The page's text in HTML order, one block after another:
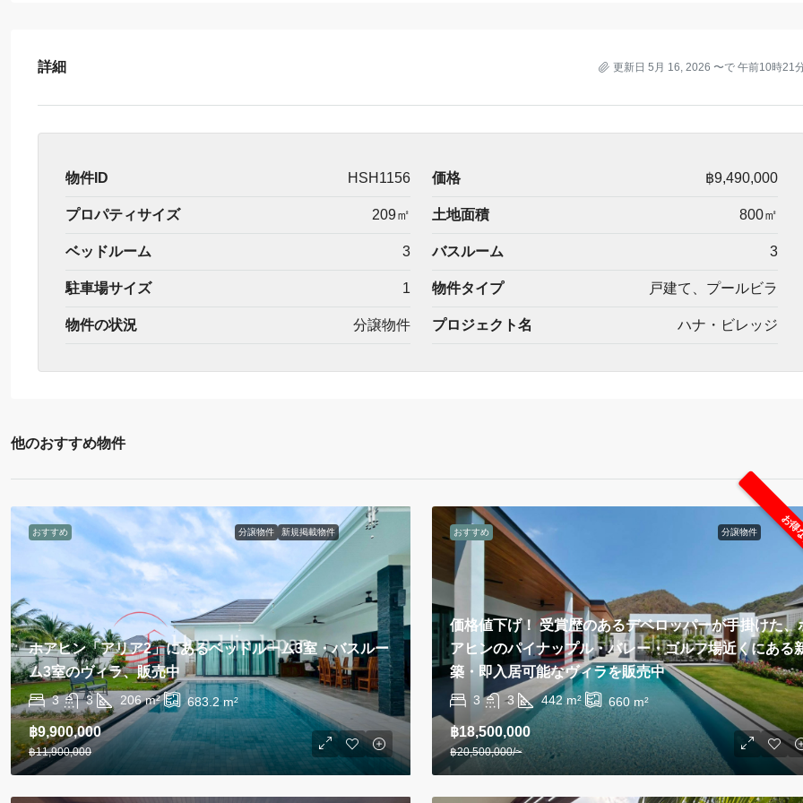
詳細 更新日 5月 16, 2026 〜で 午前10時21
物件ID HSH1156 価格 ฿9,490,000
プロパティサイズ 209㎡ 土地面積 800㎡
ベッドルーム 3 バスルーム 3
駐車場サイズ 1 物件タイプ 戸建て、プールビラ
物件の状況 分譲物件 プロジェクト名 ハナ・ビレッジ
他のおすすめ物件
おすすめ 分譲物件 新規掲載物件
ホアヒン「アリア2」にあるベッドルーム3室・バスルー
ム3室のヴィラ、販売中
3 3 206 m² 683.2m²
฿9,900,000
฿11,900,000
おすすめ 分譲物件 お
価格値下げ！ 受賞歴のあるデベロッパーが手掛けた、
アヒンのパイナップル・バレー・ゴルフ場近くにある
築・即入居可能なヴィラを販売中
3 3 442 m² 660 m²
฿18,500,000
฿20,500,000/~